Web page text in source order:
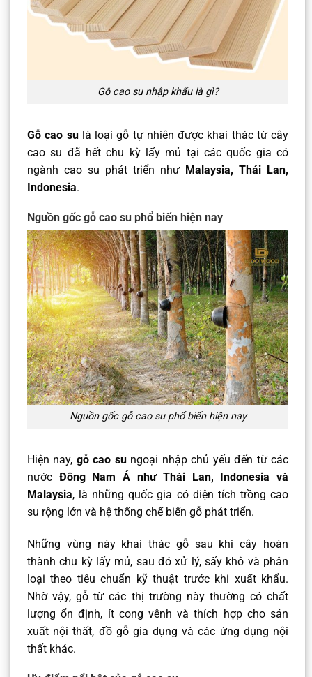
Gỗ cao su nhập khẩu là gì?
Gỗ cao sulà loại gỗ tự nhiên được khai thác từ cây
cao su đã hết chu kỳ lấy mủ tại các quốc gia có
ngành cao su phát triển như Malaysia, Thái Lan,
Indonesia.
Nguồn gốc gỗ cao su phổ biến hiện nay
Nguồn gốc gỗ cao su phổ biến hiện nay
Hiện nay, gỗ cao su ngoại nhập chủ yếu đến từ các
nước Đông Nam Á như Thái Lan, Indonesia và
Malaysia, là những quốc gia có diện tích trồng cao
su rộng lớn và hệ thống chế biến gỗ phát triển.
Những vùng này khai thác gỗ sau khi cây hoàn
thành chu kỳ lấy mủ, sau đó xử lý, sấy khô và phân
loại theo tiêu chuẩn kỹ thuật trước khi xuất khẩu.
Nhờ vậy, gỗ từ các thị trường này thường có chất
lượng ổn định, ít cong vênh và thích hợp cho sản
xuất nội thất, đồ gỗ gia dụng và các ứng dụng nội
thất khác.